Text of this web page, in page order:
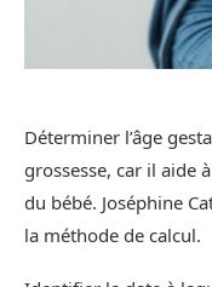
Déterminer l’âge
grossesse, car il aide
du bébé. Joséphine
la méthode de calcul.